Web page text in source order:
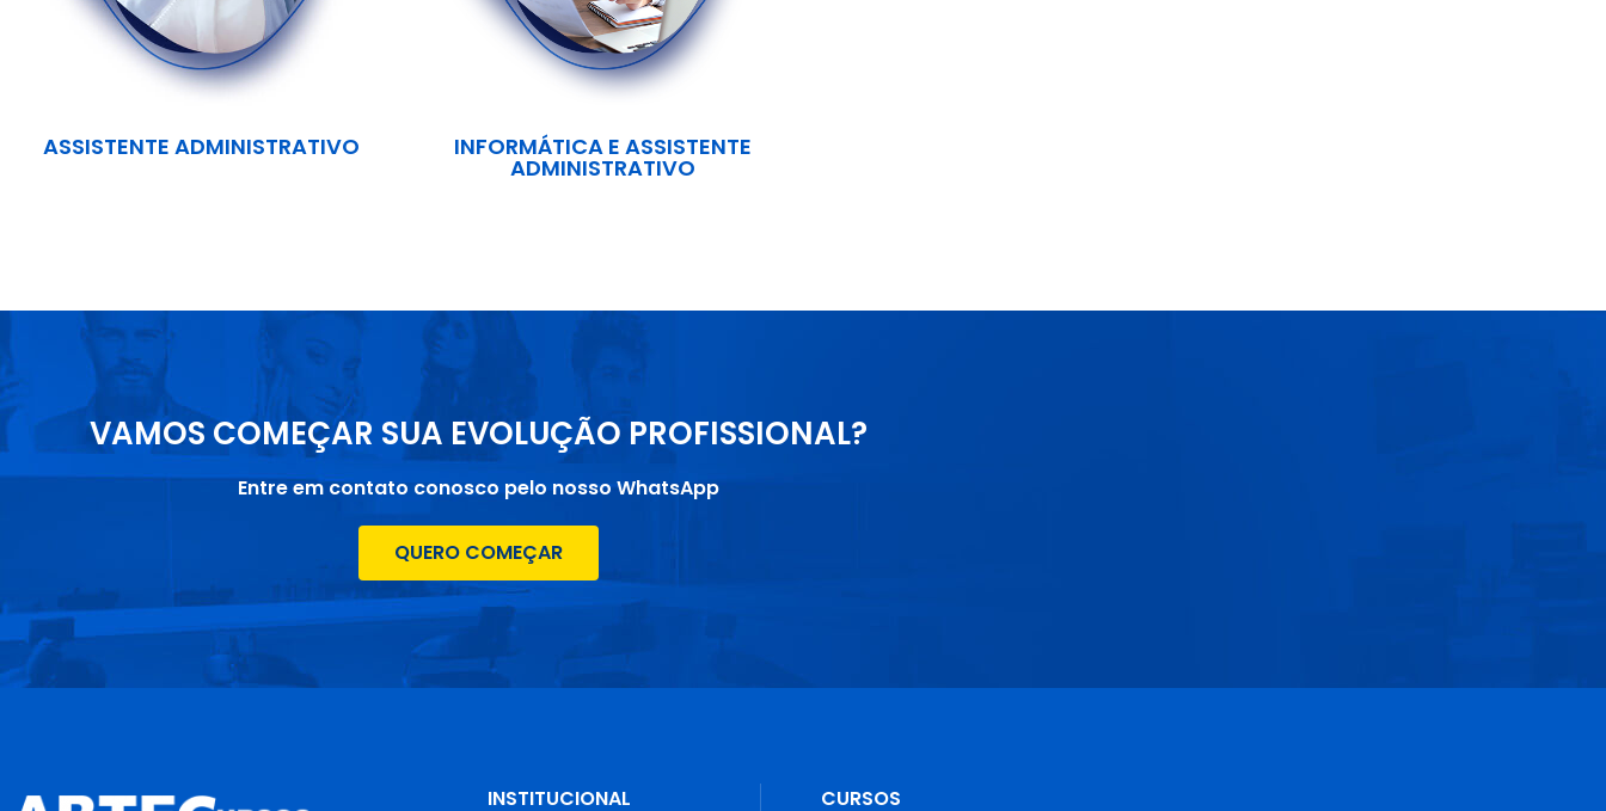
ASSISTENTE ADMINISTRATIVO INFORMÁTICA E ASSISTENTE
ADMINISTRATIVO
VAMOS COMEÇAR SUA EVOLUÇÃO PROFISSIONAL?
Entre em contato conosco pelo nosso WhatsApp
QUERO COMEÇAR
INSTITUCIONAL CURSOS